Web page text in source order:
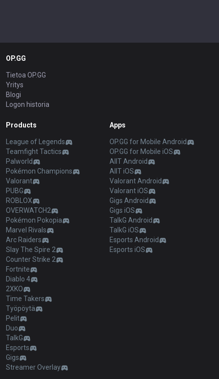
OP.GG
Tietoa OP.GG
Yritys
Blogi
Logon historia
Products
League of Legends
Teamfight Tactics
Palworld
Pokémon Champions
Valorant
PUBG
ROBLOX
OVERWATCH2
Pokémon Pokopia
Marvel Rivals
Arc Raiders
Slay The Spire 2
Counter Strike 2
Fortnite
Diablo 4
2XKO
Time Takers
Työpöytä
Pelit
Duo
TalkG
Esports
Gigs
Streamer Overlay
Apps
OP.GG for Mobile Android
OP.GG for Mobile iOS
AllT Android
AllT iOS
Valorant Android
Valorant iOS
Gigs Android
Gigs iOS
TalkG Android
TalkG iOS
Esports Android
Esports iOS